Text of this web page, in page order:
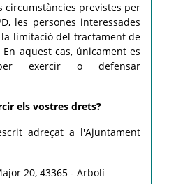
circumstàncies previstes per
les persones interessades
limitació del tractament de
En aquest cas, únicament es
exercir o defensar
els vostres drets?
adreçat a l'Ajuntament
20, 43365 - Arbolí